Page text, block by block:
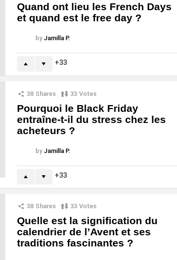
Quand ont lieu les French Days
et quand est le free day ?
by Jamilla P.
33
38 Shares 33 Votes
Pourquoi le Black Friday
entraîne-t-il du stress chez les
acheteurs ?
by Jamilla P.
33
38 Shares 33 Votes
Quelle est la signification du
calendrier de l’Avent et ses
traditions fascinantes ?